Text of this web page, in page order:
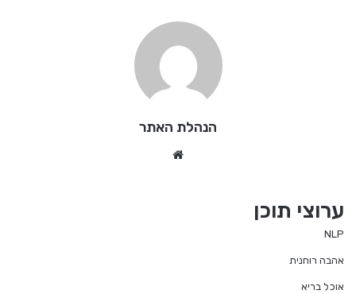
הנהלת האתר
ערוצי תוכן
NLP
אהבה רוחנית
אוכל בריא